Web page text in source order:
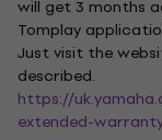
will get 3 months
Tomplay
Just visit the
described.
https://
extended-